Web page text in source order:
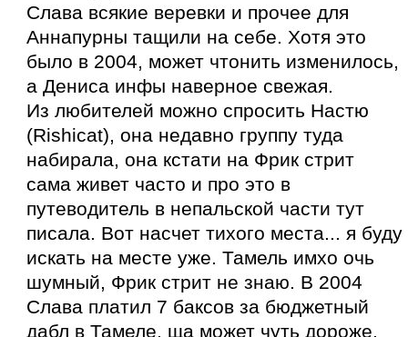
Слава всякие веревки и прочее для
Аннапурны тащили на себе. Хотя это
было в 2004, может чтонить изменилось,
а Дениса инфы наверное свежая.
Из любителей можно спросить Настю
(Rishicat), она недавно группу туда
набирала, она кстати на Фрик стрит
сама живет часто и про это в
путеводитель в непальской части тут
писала. Вот насчет тихого места... я буду
искать на месте уже. Тамель имхо очь
шумный, Фрик стрит не знаю. В 2004
Слава платил 7 баксов за бюджетный
дабл в Тамеле, ща может чуть дороже.